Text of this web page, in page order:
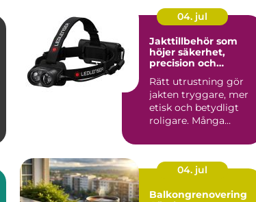
04. jul
Jakttillbehör som
höjer säkerhet,
precision och
Rätt utrustning gör
jakten tryggare, mer
etisk och betydligt
roligare. Många
vapen...
04. jul
Balkongrenovering